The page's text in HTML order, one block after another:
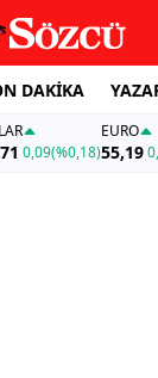
DAKİKA
0,09(%0,18)
EURO
55,19